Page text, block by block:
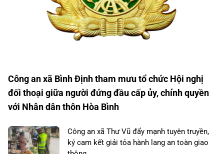
Công an xã Bình Định tham mưu tổ chức Hội nghị
đối thoại giữa người đứng đầu cấp ủy, chính quyền
với Nhân dân thôn Hòa Bình
Công an xã Thư Vũ đẩy mạnh tuyên truyền,
ký cam kết giải tỏa hành lang an toàn giao